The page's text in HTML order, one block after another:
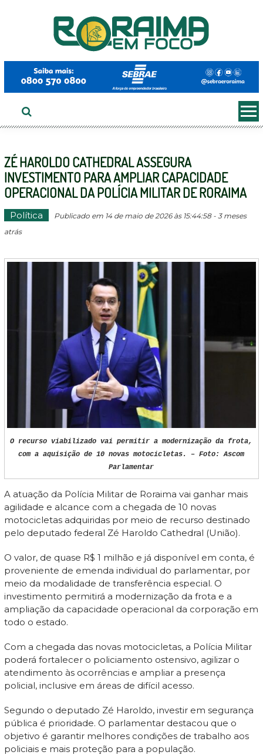
ZÉ HAROLDO CATHEDRAL ASSEGURA
INVESTIMENTO PARA AMPLIAR CAPACIDADE
OPERACIONAL DA POLÍCIA MILITAR DE RORAIMA
Política
Publicado em 14 de maio de 2026 às 15:44:58 - 3 meses
atrás
O recurso viabilizado vai permitir a modernização da frota,
com a aquisição de 10 novas motocicletas. – Foto: Ascom
Parlamentar
A atuação da Polícia Militar de Roraima vai ganhar mais
agilidade e alcance com a chegada de 10 novas
motocicletas adquiridas por meio de recurso destinado
pelo deputado federal Zé Haroldo Cathedral (União).
O valor, de quase R$ 1 milhão e já disponível em conta, é
proveniente de emenda individual do parlamentar, por
meio da modalidade de transferência especial. O
investimento permitirá a modernização da frota e a
ampliação da capacidade operacional da corporação em
todo o estado.
Com a chegada das novas motocicletas, a Polícia Militar
poderá fortalecer o policiamento ostensivo, agilizar o
atendimento às ocorrências e ampliar a presença
policial, inclusive em áreas de difícil acesso.
Segundo o deputado Zé Haroldo, investir em segurança
pública é prioridade. O parlamentar destacou que o
objetivo é garantir melhores condições de trabalho aos
policiais e mais proteção para a população.